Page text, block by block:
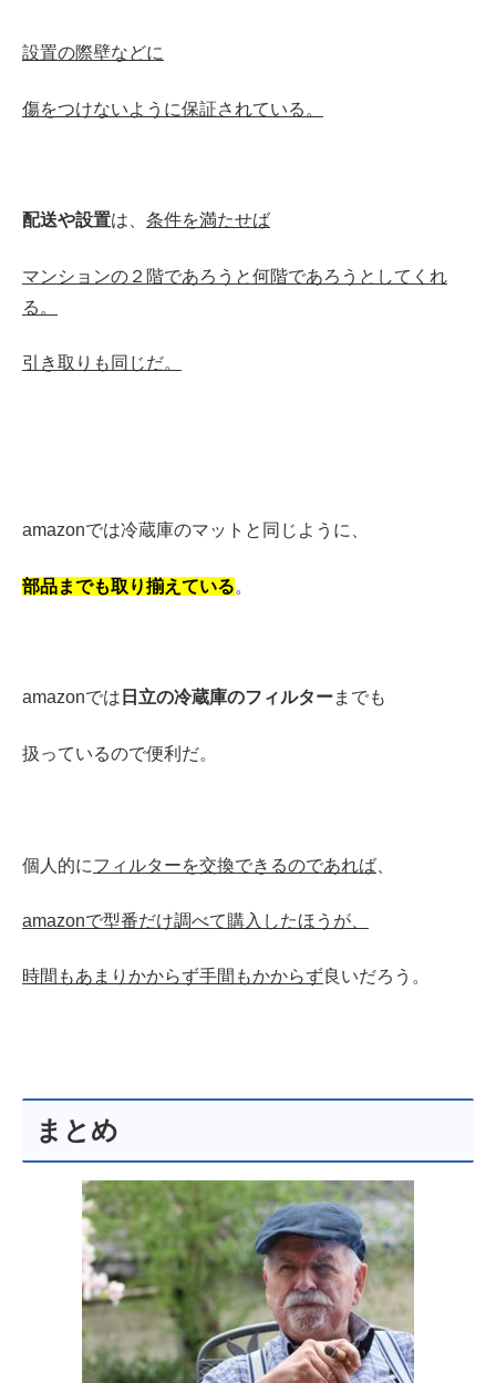
設置の際壁などに
傷をつけないように保証されている。
配送や設置は、 条件を満たせば
マンションの ２階であろうと何階であろうとしてくれ
る。
引き取りも 同じだ。
amazonでは冷蔵庫のマットと同じように、
部品までも取り揃えている。
amazonでは 日立の冷蔵庫のフィルターまでも
扱っているので便利だ。
個人的にフィルターを交換できるのであれば
amazonで型番だけ調べて購入したほうが、
時間もあまりかからず手間もかからず良いだろう。
まとめ